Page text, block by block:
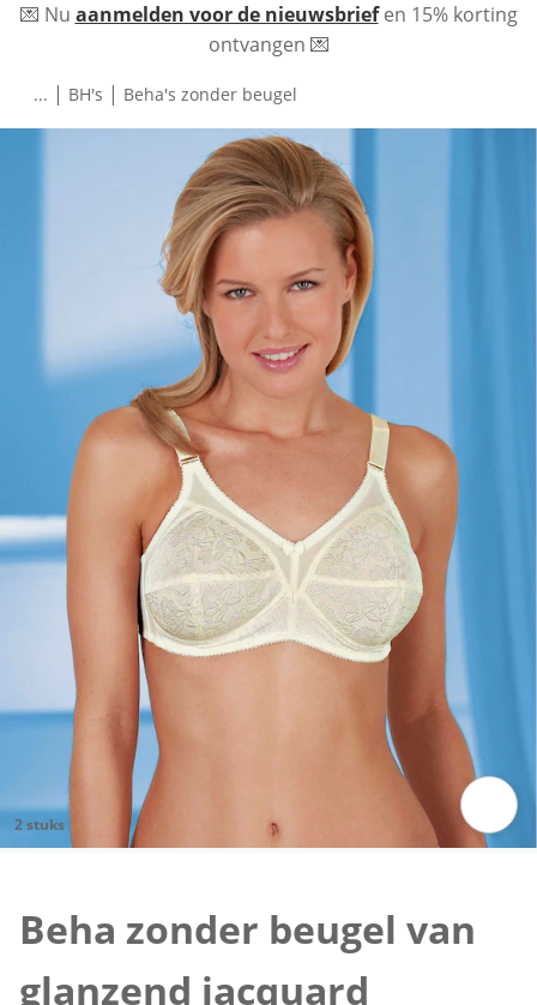
💌 Nu aanmelden voor de nieuwsbriefen 15% korting
ontvangen 💌
... | BH's | Beha's zonder beugel
2 stuks
Beha zonder beugel van
glanzend jacquard